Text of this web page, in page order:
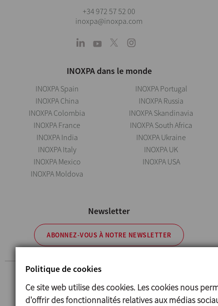
+34 972 57 52 00
inoxpa@inoxpa.com
INOXPA dans le monde
INOXPA Spain
INOXPA China
INOXPA Colombia
INOXPA France
INOXPA India
INOXPA Italy
INOXPA Mexico
INOXPA Moldova
INOXPA Portugal
INOXPA Russia
INOXPA Skandinavia
INOXPA South Africa
INOXPA Ukraine
INOXPA UK
INOXPA USA
Newsletter
ABONNEZ-VOUS À NOTRE NEWSLETTER
Avertissement légal Cookies
Politique de confidentialité
Information Security Policy
Politique de cookies
Ce site web utilise des cookies. Les cookies nous
d'offrir des fonctionnalités relatives aux médias